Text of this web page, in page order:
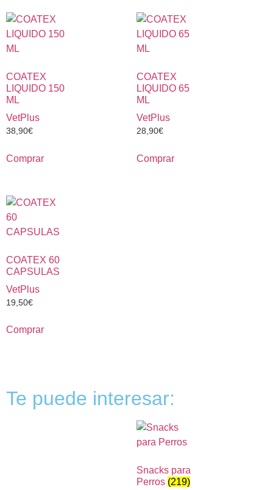
COATEX
LIQUIDO 150
ML
VetPlus
38,90€
Comprar
COATEX
LIQUIDO 65
ML
VetPlus
28,90€
Comprar
COATEX 60
CAPSULAS
VetPlus
19,50€
Comprar
Te puede interesar:
Snacks para
Perros (219)